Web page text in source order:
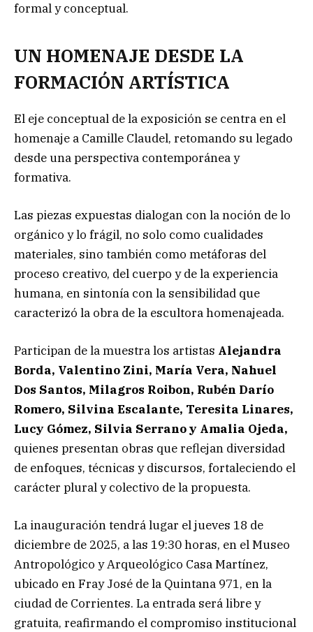
formal y conceptual.
UN HOMENAJE DESDE LA
FORMACIÓN ARTÍSTICA
El eje conceptual de la exposición se centra en el
homenaje a Camille Claudel, retomando su legado
desde una perspectiva contemporánea y
formativa.
Las piezas expuestas dialogan con la noción de lo
orgánico y lo frágil, no solo como cualidades
materiales, sino también como metáforas del
proceso creativo, del cuerpo y de la experiencia
humana, en sintonía con la sensibilidad que
caracterizó la obra de la escultora homenajeada.
Participan de la muestra los artistas Alejandra
Borda, Valentino Zini, María Vera, Nahuel
Dos Santos, Milagros Roibon, Rubén Darío
Romero, Silvina Escalante, Teresita Linares,
Lucy Gómez, Silvia Serrano y Amalia Ojeda,
quienes presentan obras que reflejan diversidad
de enfoques, técnicas y discursos, fortaleciendo el
carácter plural y colectivo de la propuesta.
La inauguración tendrá lugar el jueves 18 de
diciembre de 2025, a las 19:30 horas, en el Museo
Antropológico y Arqueológico Casa Martínez,
ubicado en Fray José de la Quintana 971, en la
ciudad de Corrientes. La entrada será libre y
gratuita, reafirmando el compromiso institucional